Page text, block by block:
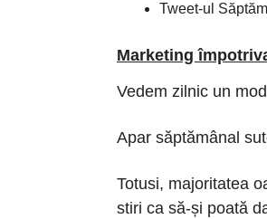
Tweet-ul
Marketing
Vedem zilnic un
Apar săptămânal
Totusi, majoritatea
stiri ca să-și poată